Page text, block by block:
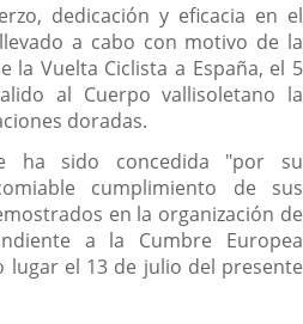
dedicación y eficacia en el
a cabo con motivo de la
la Vuelta Ciclista a España, el 5
al Cuerpo vallisoletano la
doradas.
ha sido concedida "por su
cumplimiento de sus
en la organización de
a la Cumbre Europea
el 13 de julio del presente